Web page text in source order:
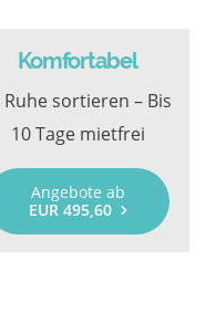
Komfortabel
Ruhe sortieren – Bis
10 Tage mietfrei
Angebote ab
EUR 495,60